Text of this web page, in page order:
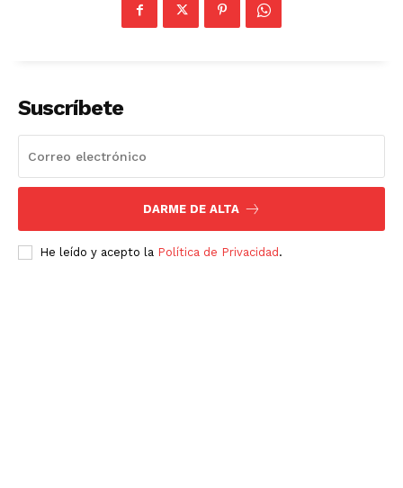
Suscríbete
DARME DE ALTA
He leído y acepto la Política de Privacidad .